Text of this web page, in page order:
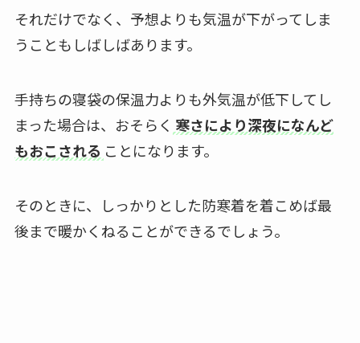
それだけでなく、予想よりも気温が下がってしま
うこともしばしばあります。
手持ちの寝袋の保温力よりも外気温が低下してし
まった場合は、おそらく 寒さにより深夜になんど
もおこされる ことになります。
そのときに、しっかりとした防寒着を着こめば最
後まで暖かくねることができるでしょう。